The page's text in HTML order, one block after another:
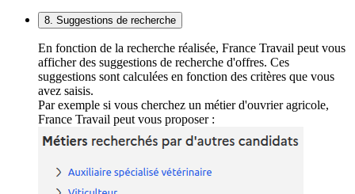
8. Suggestions de recherche
En fonction de la recherche réalisée, France Travail peut vous
afficher des suggestions de recherche d'offres. Ces
suggestions sont calculées en fonction des critères que vous
avez saisis.
Par exemple si vous cherchez un métier d'ouvrier agricole,
France Travail peut vous proposer :